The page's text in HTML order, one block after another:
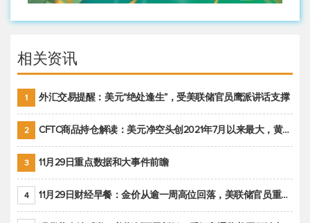
相关资讯
1 外汇交易提醒：美元“绝处逢生”，受美联储官员鹰派讲话支撑
2 CFTC商品持仓解读：美元净空头创2021年7月以来最大，黄金期货投机性净多头头寸减少
3 11月29日重点数据和大事件前瞻
4 11月29日财经早餐：金价从逾一周高位回落，美联储官员重申鹰派立场推动美元回升